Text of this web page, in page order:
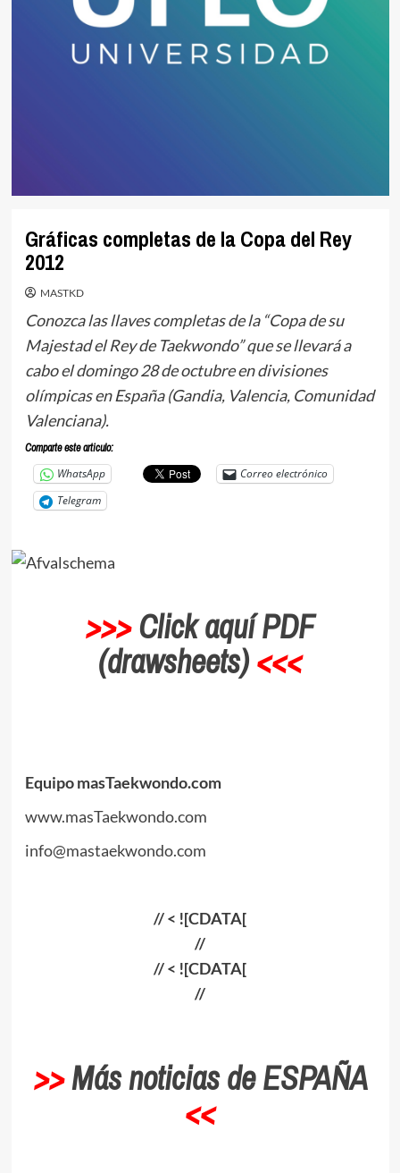
Gráficas completas de la Copa del Rey
2012
MASTKD
Conozca las llaves completas de la “Copa de su
Majestad el Rey de Taekwondo” que se llevará a
cabo el domingo 28 de octubre en divisiones
olímpicas en España (Gandia, Valencia, Comunidad
Valenciana).
Comparte este articulo:
WhatsApp
Correo electrónico
Telegram
>>>Click aquí PDF
(drawsheets)<<<
Equipo masTaekwondo.com
www.masTaekwondo.com
info@mastaekwondo.com
// < ![CDATA[
//
// < ![CDATA[
//
>>Más noticias de ESPAÑA
<<